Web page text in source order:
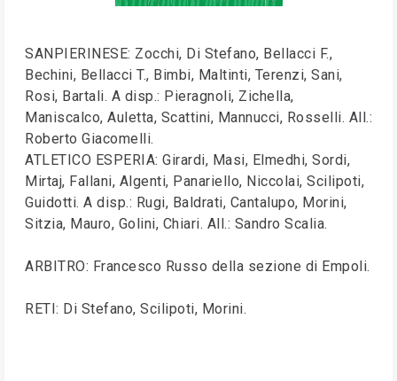
SANPIERINESE: Zocchi, Di Stefano, Bellacci F.,
Bechini, Bellacci T., Bimbi, Maltinti, Terenzi, Sani,
Rosi, Bartali. A disp.: Pieragnoli, Zichella,
Maniscalco, Auletta, Scattini, Mannucci, Rosselli. All.:
Roberto Giacomelli.
ATLETICO ESPERIA: Girardi, Masi, Elmedhi, Sordi,
Mirtaj, Fallani, Algenti, Panariello, Niccolai, Scilipoti,
Guidotti. A disp.: Rugi, Baldrati, Cantalupo, Morini,
Sitzia, Mauro, Golini, Chiari. All.: Sandro Scalia.
ARBITRO: Francesco Russo della sezione di Empoli.
RETI: Di Stefano, Scilipoti, Morini.